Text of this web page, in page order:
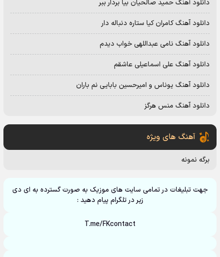
دانلود آهنگ حمید صالحیان بیا بردار ببر
دانلود آهنگ کامران کیا ستاره دنباله دار
دانلود آهنگ نامی عبداللهی خواب دیدم
دانلود آهنگ علی اسماعیلی عاشقم
دانلود آهنگ یوناس و امیرحسین بابایی نم باران
دانلود آهنگ منس هرگز
آهنگ های ویژه
برگه نمونه
جهت تبلیغات در تمامی سایت های موزیک به صورت گسترده به ای دی
زیر در تلگرام پیام دهید :
T.me/FKcontact